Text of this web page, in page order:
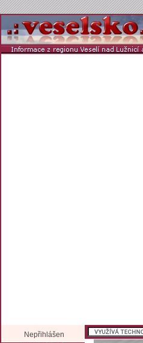
Nepřihlášen